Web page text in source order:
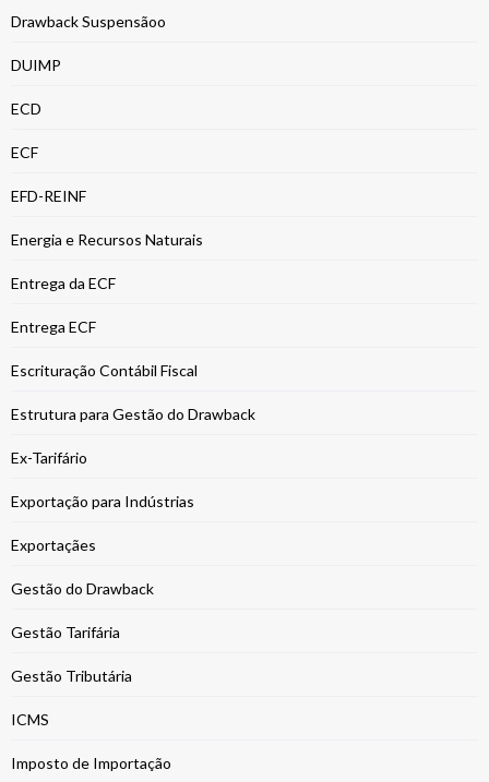
Drawback Suspensãoo
DUIMP
ECD
ECF
EFD-REINF
Energia e Recursos Naturais
Entrega da ECF
Entrega ECF
Escrituração Contábil Fiscal
Estrutura para Gestão do Drawback
Ex-Tarifário
Exportação para Indústrias
Exportaçães
Gestão do Drawback
Gestão Tarifária
Gestão Tributária
ICMS
Imposto de Importação